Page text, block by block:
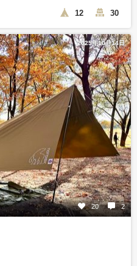
12 30
2025年10月14日
20 2